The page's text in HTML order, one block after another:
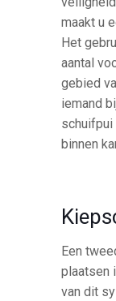
maakt u
Het
aantal
gebied
iemand
schuifpui
binnen
Een
plaatsen
van dit